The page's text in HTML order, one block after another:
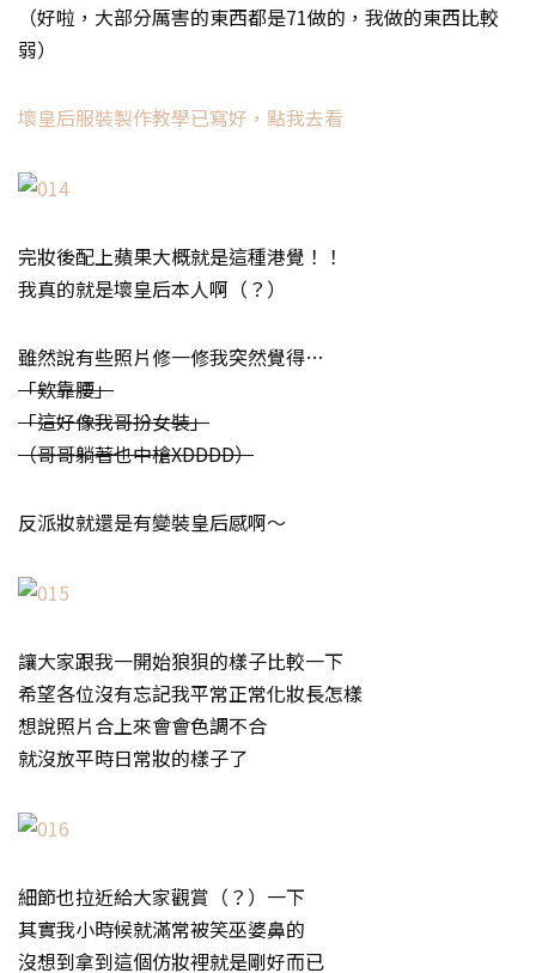
（好啦，大部分厲害的東西都是71做的，我做的東西比較
弱）
壞皇后服裝製作教學已寫好，點我去看
完妝後配上蘋果大概就是這種港覺！！
我真的就是壞皇后本人啊（？）
雖然說有些照片修一修我突然覺得…
「欸靠腰」
「這好像我哥扮女裝」
（哥哥躺著也中槍XDDDD）
反派妝就還是有變裝皇后感啊～
讓大家跟我一開始狼狽的樣子比較一下
希望各位沒有忘記我平常正常化妝長怎樣
想說照片合上來會會色調不合
就沒放平時日常妝的樣子了
細節也拉近給大家觀賞（？）一下
其實我小時候就滿常被笑巫婆鼻的
沒想到拿到這個仿妝裡就是剛好而已